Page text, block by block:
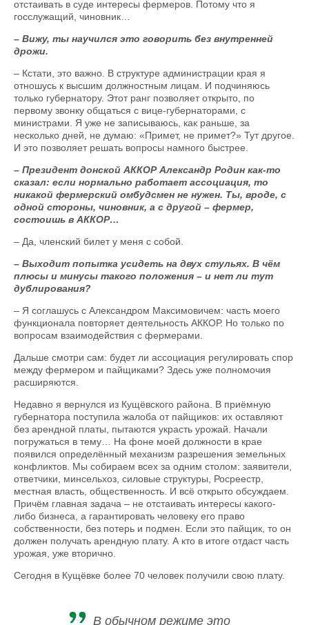
отстаивать в суде интересы фермеров. Потому что я
госслужащий, чиновник…
– Вижу, ты научился это говорить без внутренней
дрожи.
– Кстати, это важно. В структуре администрации края я
отношусь к высшим должностным лицам. И подчиняюсь
только губернатору. Этот ранг позволяет открыто, по
первому звонку общаться с вице-губернаторами, с
министрами. Я уже не записываюсь, как раньше, за
несколько дней, не думаю: «Примет, не примет?» Тут другое.
И это позволяет решать вопросы намного быстрее.
– Президент донской АККОР Александр Родин как-то
сказал: если нормально работает ассоциация, то
никакой фермерский омбудсмен не нужен. Ты, вроде, с
одной стороны, чиновник, а с другой – фермер,
состоишь в АККОР…
– Да, членский билет у меня с собой.
– Выходит попытка усидеть на двух стульях. В чём
плюсы и минусы такого положения – и нет ли тут
дублирования?
– Я соглашусь с Александром Максимовичем: часть моего
функционала повторяет деятельность АККОР. Но только по
вопросам взаимодействия с фермерами.
Дальше смотри сам: будет ли ассоциация регулировать спор
между фермером и пайщиками? Здесь уже полномочия
расширяются.
Недавно я вернулся из Кущёвского района. В приёмную
губернатора поступила жалоба от пайщиков: их оставляют
без арендной платы, пытаются украсть урожай. Начали
погружаться в тему… На фоне моей должности в крае
появился определённый механизм разрешения земельных
конфликтов. Мы собираем всех за одним столом: заявители,
ответчики, минсельхоз, силовые структуры, Росреестр,
местная власть, общественность. И всё открыто обсуждаем.
Причём главная задача – не отстаивать интересы какого-
либо бизнеса, а гарантировать человеку его право
собственности, без потерь и подмен. Если это пайщик, то он
должен получать арендную плату. А кто в итоге отдаст часть
урожая, уже вторично.
Сегодня в Кущёвке более 70 человек получили свою плату.
В обычном режиме это